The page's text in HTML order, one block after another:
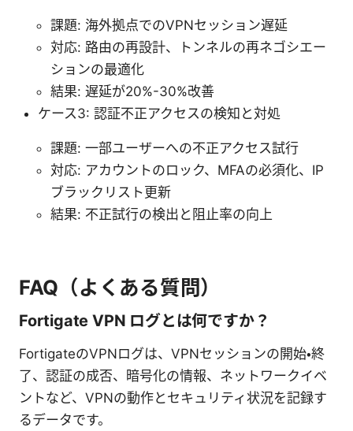
課題: 海外拠点でのVPNセッション遅延
対応: 路由の再設計、トンネルの再ネゴシエー
ションの最適化
結果: 遅延が20%-30%改善
ケース3: 認証不正アクセスの検知と対処
課題: 一部ユーザーへの不正アクセス試行
対応: アカウントのロック、MFAの必須化、IP
ブラックリスト更新
結果: 不正試行の検出と阻止率の向上
FAQ（よくある質問）
Fortigate VPN ログとは何ですか？
FortigateのVPNログは、VPNセッションの開始・終
了、認証の成否、暗号化の情報、ネットワークイベ
ントなど、VPNの動作とセキュリティ状況を記録す
るデータです。